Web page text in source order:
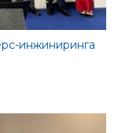
инжиниринга